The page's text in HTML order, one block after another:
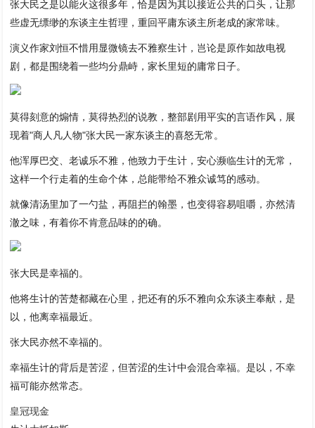
张大民之是以能火这很多年，恰是因为其以接近公共的口头，让那
些虚无缥缈的东谈主生哲理，重回平庸东谈主所老成的家常味。
演义作家刘恒不惜用显微镜去不雅察生计，岂论是原作如故电视
剧，都是围绕着一些均分鼎峙，家长里短的庸常日子。
莫得刻意的煽情，莫得热烈的说教，整部剧用平实的言语作风，展
现着"商人凡人物"张大民一家东谈主的喜怒无常。
他浑厚巴交、老诚乐不雅，他致力于生计，安心濒临生计的无常，
这样一个行走着的生命个体，总能带给不雅众诚笃的感动。
就像清汤里加了一勺盐，再阻拦的翰墨，也变得容易咀嚼，亦然清
澈之味，有着你不肯意品味的的确。
张大民是幸福的。
他将生计的苦楚都藏在心里，把还有的乐不雅向众东谈主奉献，是
以，他离幸福最近。
张大民亦然不幸福的。
幸福生计的背后是苦涩，但苦涩的生计中会混合幸福。是以，不幸
福可能亦然常态。
皇冠现金